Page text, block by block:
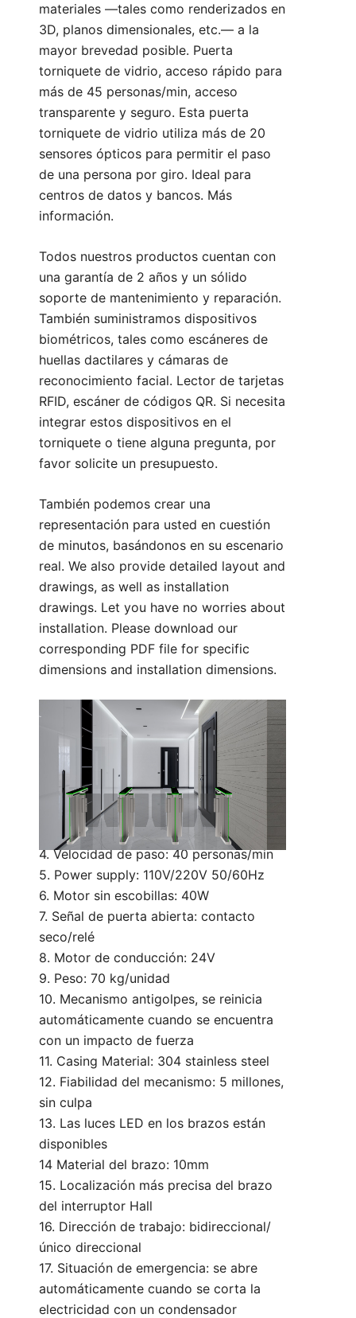
materiales —tales como renderizados en
3D, planos dimensionales, etc.— a la
mayor brevedad posible. Puerta
torniquete de vidrio, acceso rápido para
más de 45 personas/min, acceso
transparente y seguro. Esta puerta
torniquete de vidrio utiliza más de 20
sensores ópticos para permitir el paso
de una persona por giro. Ideal para
centros de datos y bancos. Más
información.
Todos nuestros productos cuentan con
una garantía de 2 años y un sólido
soporte de mantenimiento y reparación.
También suministramos dispositivos
biométricos, tales como escáneres de
huellas dactilares y cámaras de
reconocimiento facial. Lector de tarjetas
RFID, escáner de códigos QR. Si necesita
integrar estos dispositivos en el
torniquete o tiene alguna pregunta, por
favor solicite un presupuesto.
También podemos crear una
representación para usted en cuestión
de minutos, basándonos en su escenario
real. We also provide detailed layout and
drawings, as well as installation
drawings. Let you have no worries about
installation. Please download our
corresponding PDF file for specific
dimensions and installation dimensions.
Parámetro técnico:
1. Tamaño: 1400*120*980 mm (se puede
personalizar)
2. Ancho de carril: 600 mm (estándar)
900 mm (discapacitados)
3. Material del brazo: Acrílico
4. Velocidad de paso: 40 personas/min
5. Power supply: 110V/220V 50/60Hz
6. Motor sin escobillas: 40W
7. Señal de puerta abierta: contacto
seco/relé
8. Motor de conducción: 24V
9. Peso: 70 kg/unidad
10. Mecanismo antigolpes, se reinicia
automáticamente cuando se encuentra
con un impacto de fuerza
11. Casing Material: 304 stainless steel
12. Fiabilidad del mecanismo: 5 millones,
sin culpa
13. Las luces LED en los brazos están
disponibles
14 Material del brazo: 10mm
15. Localización más precisa del brazo
del interruptor Hall
16. Dirección de trabajo: bidireccional/
único direccional
17. Situación de emergencia: se abre
automáticamente cuando se corta la
electricidad con un condensador